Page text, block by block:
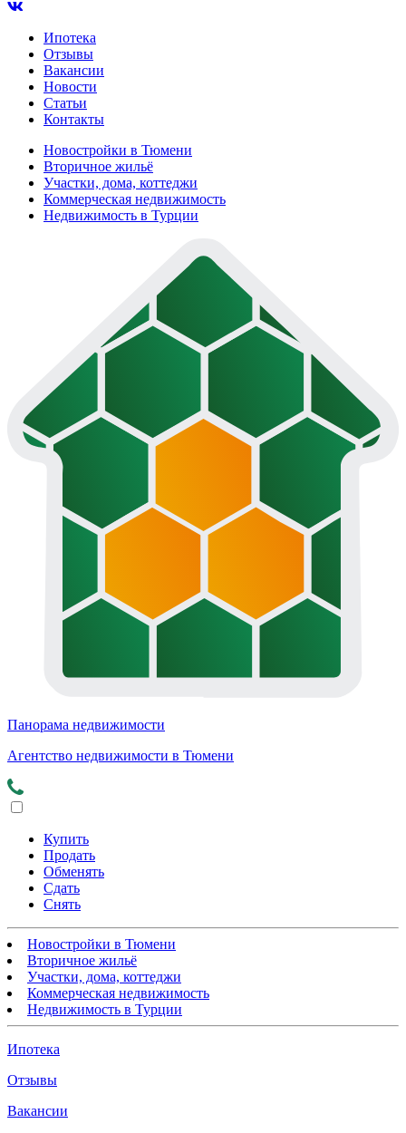
Ипотека
Отзывы
Вакансии
Новости
Статьи
Контакты
Новостройки в Тюмени
Вторичное жильё
Участки, дома, коттеджи
Коммерческая недвижимость
Недвижимость в Турции
Панорама недвижимости
Агентство недвижимости в Тюмени
Купить
Продать
Обменять
Сдать
Снять
Новостройки в Тюмени
Вторичное жильё
Участки, дома, коттеджи
Коммерческая недвижимость
Недвижимость в Турции
Ипотека
Отзывы
Вакансии